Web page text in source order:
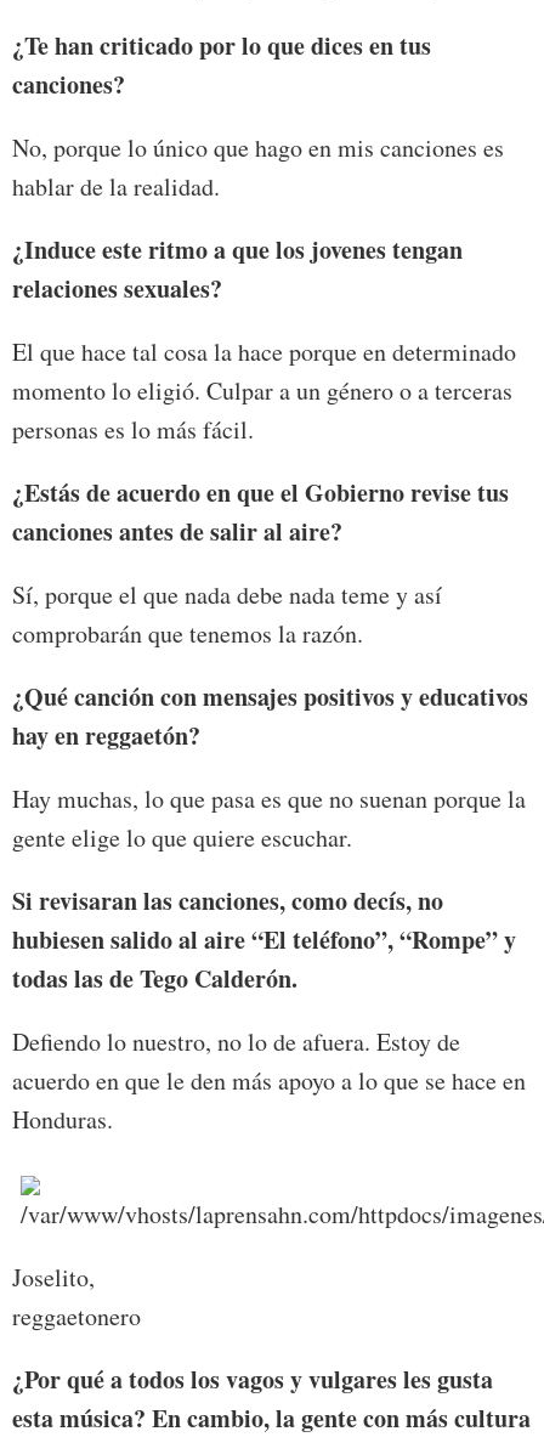
¿Te han criticado por lo que dices en tus
canciones?
No, porque lo único que hago en mis canciones es
hablar de la realidad.
¿Induce este ritmo a que los jovenes tengan
relaciones sexuales?
El que hace tal cosa la hace porque en determinado
momento lo eligió. Culpar a un género o a terceras
personas es lo más fácil.
¿Estás de acuerdo en que el Gobierno revise tus
canciones antes de salir al aire?
Sí, porque el que nada debe nada teme y así
comprobarán que tenemos la razón.
¿Qué canción con mensajes positivos y educativos
hay en reggaetón?
Hay muchas, lo que pasa es que no suenan porque la
gente elige lo que quiere escuchar.
Si revisaran las canciones, como decís, no
hubiesen salido al aire “El teléfono”, “Rompe” y
todas las de Tego Calderón.
Defiendo lo nuestro, no lo de afuera. Estoy de
acuerdo en que le den más apoyo a lo que se hace en
Honduras.
Joselito,
reggaetonero
¿Por qué a todos los vagos y vulgares les gusta
esta música? En cambio, la gente con más cultura